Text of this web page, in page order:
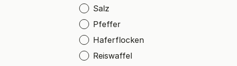
Salz
Pfeffer
Haferflocken
Reiswaffel